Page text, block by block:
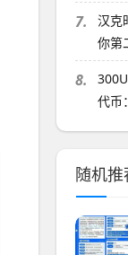
7.
汉克
你第
8.
代币
随机推